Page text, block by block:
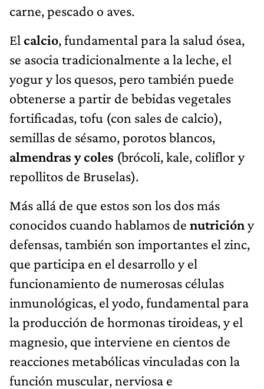
carne, pescado o aves.
El calcio, fundamental para la salud ósea,
se asocia tradicionalmente a la leche, el
yogur y los quesos, pero también puede
obtenerse a partir de bebidas vegetales
fortificadas, tofu (con sales de calcio),
semillas de sésamo, porotos blancos,
almendras y coles (brócoli, kale, coliflor y
repollitos de Bruselas).
Más allá de que estos son los dos más
conocidos cuando hablamos de nutricióny
defensas, también son importantes el zinc,
que participa en el desarrollo y el
funcionamiento de numerosas células
inmunológicas, el yodo, fundamental para
la producción de hormonas tiroideas, y el
magnesio, que interviene en cientos de
reacciones metabólicas vinculadas con la
función muscular, nerviosa e